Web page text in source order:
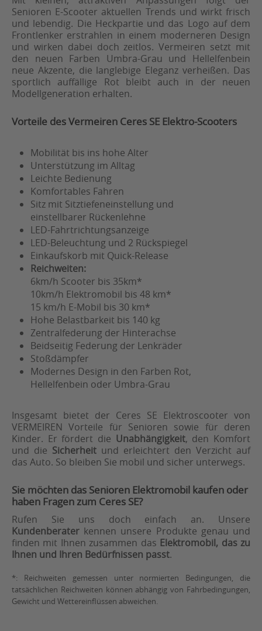
Senioren E-Scooter aktuellen Trends und wirkt frisch
und lebendig. Die Heckpartie und das Logo auf dem
Frontlenker erstrahlen in einem moderneren Design
und wirken dabei doch zeitlos. Vermeiren setzt mit
den neuen Farben Umbra-Grau und Hellelfenbein
neue Akzente, die langlebige Eleganz verheißen. Das
sportlich auffällige Rot bleibt auch in der neuen
Modellgeneration erhalten.
Vorteile des Vermeiren Ceres SE Elektro-Scooters
Mobilität bis ins hohe Alter
Unterstützung im Alltag
Leichte Bedienung
Komfortables Fahren
Sitz mit Sitztiefeneinstellung und
einstellbarer Rückenlehne
LED-Fahrtrichtungsanzeige
LED-Beleuchtung und 2 Rückspiegel
Einkaufskorb mit Quick-Release
Reichweiten:
6km/h Scooter bis 35km*
10km/h Elektromobil bis 48 km*
15 km/h E-Mobil bis 30 km*
Hohe Belastbarkeit bis 140 kg
Zentralfederung der Hinterachse
Beidseitig Federung der Lenkräder
Stoßdämpfer
Modernes Design in den Farben Rot,
Hellelfenbein oder Umbra-Grau
Insgesamt bietet der Ceres SE Elektroscooter von
VERMEIREN Vorteile für Senioren sowie für deren
Kinder. Er fördert die Unabhängigkeit, den Komfort
und die Sicherheit und erleichtert den Verzicht auf
das Auto. So bleiben Sie mobil und sicher unterwegs.
Sie möchten das Senioren Elektromobil kaufen oder
haben Fragen zum Ceres SE?
Rufen Sie uns doch einfach an. Unsere
Kundenberater kennen unsere Produkte genau und
finden mit Ihnen zusammen das Elektromobil, das zu
Ihnen und Ihren Bedürfnissen passt.
*: Reichweiten gemessen unter normierten Bedingungen, die
tatsächlichen Reichweiten können abhängig von Fahrbedingungen,
Gewicht und Wettereinflüssen abweichen.